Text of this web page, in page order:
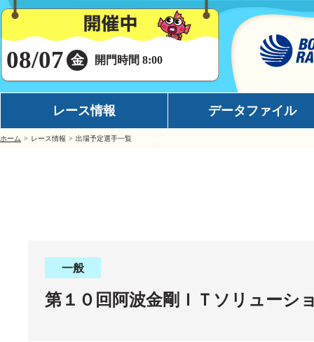
08/07 金 開門時間 8:00
レース情報
出走表・前日予想PDF
データファイル
ホーム レース情報 出場予定選手一覧
一般
第１０回阿波金剛ＩＴソリューシ